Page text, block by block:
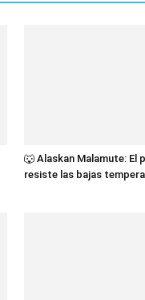
🐺 Alaskan Malamute: El
resiste las bajas